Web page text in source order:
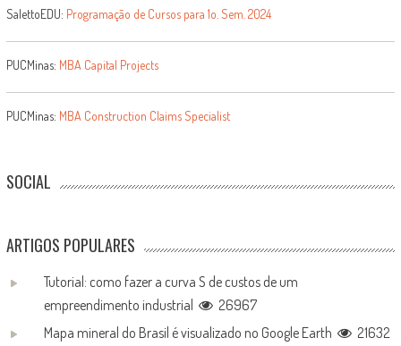
SalettoEDU: Programação de Cursos para 1o. Sem. 2024
PUCMinas: MBA Capital Projects
PUCMinas: MBA Construction Claims Specialist
SOCIAL
ARTIGOS POPULARES
Tutorial: como fazer a curva S de custos de um
empreendimento industrial
26967
Mapa mineral do Brasil é visualizado no Google Earth
21632